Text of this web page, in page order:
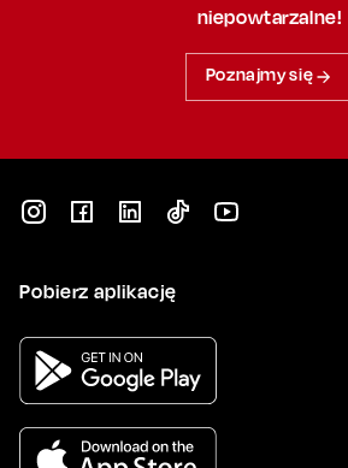
niepowtarzalne!
Poznajmy się
Pobierz aplikację